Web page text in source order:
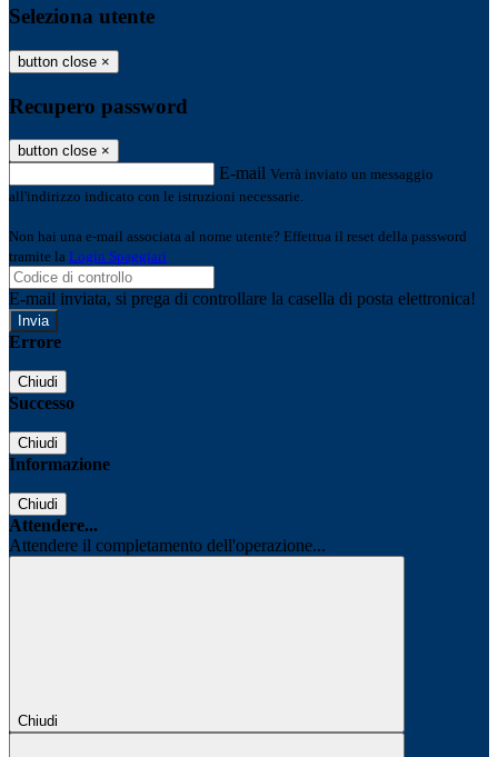
Seleziona utente
button close ×
Recupero password
button close ×
E-mail Verrà inviato un messaggio
all'indirizzo indicato con le istruzioni necessarie.
Non hai una e-mail associata al nome utente? Effettua il reset della password
tramite la Login Spaggiari
E-mail inviata, si prega di controllare la casella di posta elettronica!
Errore
Chiudi
Successo
Chiudi
Informazione
Chiudi
Attendere...
Attendere il completamento dell'operazione...
Chiudi